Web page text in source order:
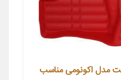
مدل اکونومی مناسب